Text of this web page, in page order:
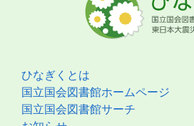
ひなぎくとは
国立国会図書館ホームページ
国立国会図書館サーチ